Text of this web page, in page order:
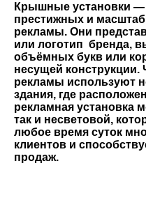
Крышные установки
престижных и
рекламы. Они
или логотип бренда,
объёмных букв или
несущей
рекламы используют
здания, где
рекламная установка
так и несветовой,
любое время суток
клиентов и
продаж.